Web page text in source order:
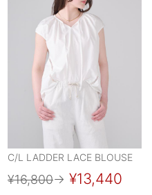
C/L LADDER LACE BLOUSE
¥16,800→ ¥13,440